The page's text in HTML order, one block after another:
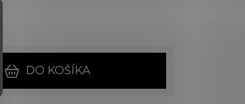
DO KOŠÍKA